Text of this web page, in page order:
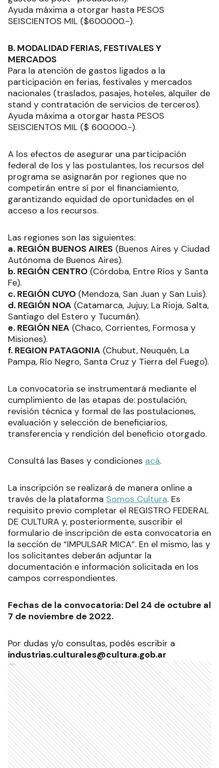
Ayuda máxima a otorgar hasta PESOS
SEISCIENTOS MIL ($600.000.-).
B. MODALIDAD FERIAS, FESTIVALES Y
MERCADOS
Para la atención de gastos ligados a la
participación en ferias, festivales y mercados
nacionales (traslados, pasajes, hoteles, alquiler de
stand y contratación de servicios de terceros).
Ayuda máxima a otorgar hasta PESOS
SEISCIENTOS MIL ($ 600.000.-).
A los efectos de asegurar una participación
federal de los y las postulantes, los recursos del
programa se asignarán por regiones que no
competirán entre sí por el financiamiento,
garantizando equidad de oportunidades en el
acceso a los recursos.
Las regiones son las siguientes:
a. REGIÓN BUENOS AIRES (Buenos Aires y Ciudad
Autónoma de Buenos Aires).
b. REGIÓN CENTRO (Córdoba, Entre Ríos y Santa
Fe).
c. REGIÓN CUYO (Mendoza, San Juan y San Luis).
d. REGIÓN NOA (Catamarca, Jujuy, La Rioja, Salta,
Santiago del Estero y Tucumán).
e. REGIÓN NEA (Chaco, Corrientes, Formosa y
Misiones).
f. REGION PATAGONIA (Chubut, Neuquén, La
Pampa, Río Negro, Santa Cruz y Tierra del Fuego).
La convocatoria se instrumentará mediante el
cumplimiento de las etapas de: postulación,
revisión técnica y formal de las postulaciones,
evaluación y selección de beneficiarios,
transferencia y rendición del beneficio otorgado.
Consultá las Bases y condiciones acá.
La inscripción se realizará de manera online a
través de la plataforma Somos Cultura. Es
requisito previo completar el REGISTRO FEDERAL
DE CULTURA y, posteriormente, suscribir el
formulario de inscripción de esta convocatoria en
la sección de “IMPULSAR MICA”. En el mismo, las y
los solicitantes deberán adjuntar la
documentación e información solicitada en los
campos correspondientes.
Fechas de la convocatoria: Del 24 de octubre al
7 de noviembre de 2022.
Por dudas y/o consultas, podés escribir a
industrias.culturales@cultura.gob.ar
Ads